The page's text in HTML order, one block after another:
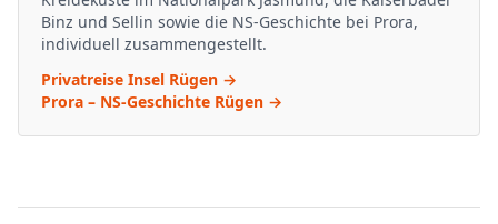
Binz und Sellin sowie die NS-Geschichte bei Prora,
individuell zusammengestellt.
Privatreise Insel Rügen →
Prora – NS-Geschichte Rügen →